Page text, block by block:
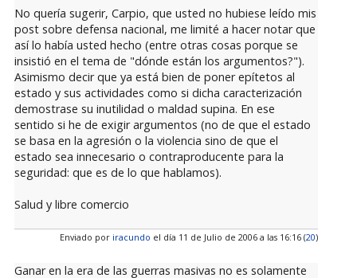
No quería sugerir, Carpio, que usted no hubiese leído mis
post sobre defensa nacional, me limité a hacer notar que
así lo había usted hecho (entre otras cosas porque se
insistió en el tema de "dónde están los argumentos?").
Asimismo decir que ya está bien de poner epítetos al
estado y sus actividades como si dicha caracterización
demostrase su inutilidad o maldad supina. En ese
sentido si he de exigir argumentos (no de que el estado
se basa en la agresión o la violencia sino de que el
estado sea innecesario o contraproducente para la
seguridad: que es de lo que hablamos).
Salud y libre comercio
Enviado por iracundo el día 11 de Julio de 2006 a las 16:16 (20)
Ganar en la era de las guerras masivas no es solamente